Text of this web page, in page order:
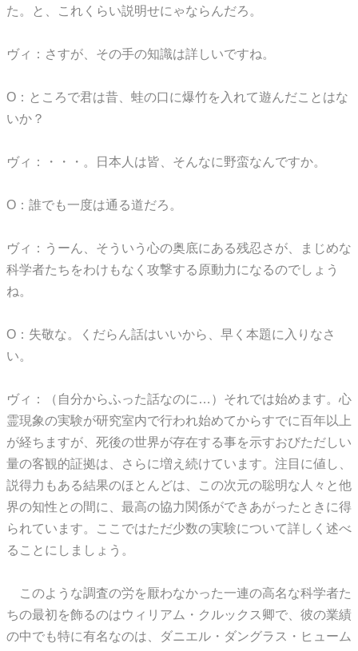
た。と、これくらい説明せにゃならんだろ。
ヴィ：さすが、その手の知識は詳しいですね。
O：ところで君は昔、蛙の口に爆竹を入れて遊んだことはな
いか？
ヴィ：・・・。日本人は皆、そんなに野蛮なんですか。
O：誰でも一度は通る道だろ。
ヴィ：うーん、そういう心の奥底にある残忍さが、まじめな
科学者たちをわけもなく攻撃する原動力になるのでしょう
ね。
O：失敬な。くだらん話はいいから、早く本題に入りなさ
い。
ヴィ：（自分からふった話なのに…）それでは始めます。心
霊現象の実験が研究室内で行われ始めてからすでに百年以上
が経ちますが、死後の世界が存在する事を示すおびただしい
量の客観的証拠は、さらに増え続けています。注目に値し、
説得力もある結果のほとんどは、この次元の聡明な人々と他
界の知性との間に、最高の協力関係ができあがったときに得
られています。ここではただ少数の実験について詳しく述べ
ることにしましょう。
このような調査の労を厭わなかった一連の高名な科学者た
ちの最初を飾るのはウィリアム・クルックス卿で、彼の業績
の中でも特に有名なのは、ダニエル・ダングラス・ヒューム